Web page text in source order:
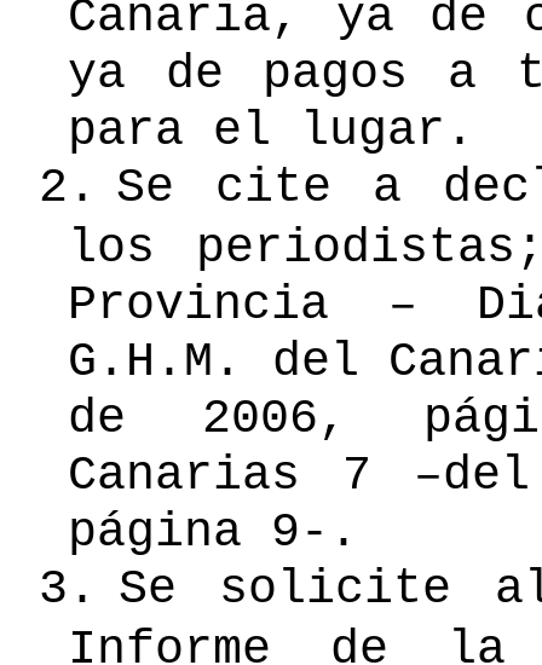
Canaria, ya de
ya de pagos a
para el lugar.
2. Se cite a
los
Provincia –
G.H.M. del
de 2006,
Canarias 7
página 9-.
3.
Se solicite al
Informe de la